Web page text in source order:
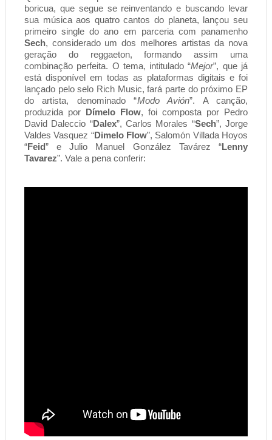
boricua, que segue se reinventando e buscando levar
sua música aos quatro cantos do planeta, lançou seu
Sech, considerado um dos melhores artistas da nova
geração do reggaeton, formando assim uma
combinação perfeita. O tema, intitulado “Mejor”, que já
está disponível em todas as plataformas digitais e foi
lançado pelo selo Rich Music, fará parte do próximo EP
do artista, denominado “Modo Avión”. A canção,
produzida por Dímelo Flow, foi composta por Pedro
David Daleccio “Dalex”, Carlos Morales “Sech”, Jorge
Valdes Vasquez “Dimelo Flow”, Salomón Villada Hoyos
“Feid” e Julio Manuel González Tavárez “Lenny
Tavarez”. Vale a pena conferir: